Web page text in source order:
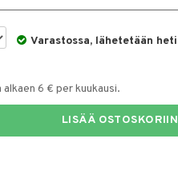
Varastossa, lähetetään heti
alkaen 6 € per kuukausi.
LISÄÄ OSTOSKORIIN